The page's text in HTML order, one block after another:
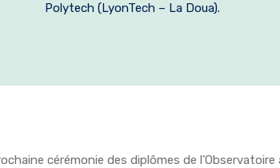
Polytech (LyonTech – La Doua).
cérémonie des diplômes de l’Observatoire